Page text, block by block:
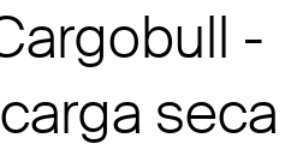
-
seca